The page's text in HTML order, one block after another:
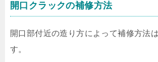
開口クラックの補修方法
開口部付近の造り方によって補修方法
す。